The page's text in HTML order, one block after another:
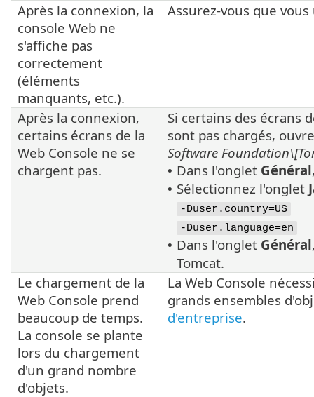
Après la connexion, la
console Web ne
s'affiche pas
correctement
(éléments
manquants, etc.).
Assurez-vous que
Après la connexion,
certains écrans de la
Web Console ne se
chargent pas.
Si certains des écrans
sont pas chargés,
Software
• Dans l'onglet Général
• Sélectionnez l'onglet
-Duser.country=US
-Duser.language=en
• Dans l'onglet Général
Tomcat.
Le chargement de la
Web Console prend
beaucoup de temps.
La console se plante
lors du chargement
d'un grand nombre
d'objets.
La Web Console
grands ensembles
d'entreprise.